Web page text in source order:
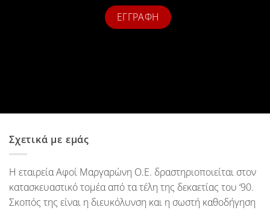
Σχετικά με εμάς
Η εταιρεία Αφοί Μαργαρώνη Ο.Ε. δραστηριοποιείται στον
κατασκευαστικό τομέα από τα τέλη της δεκαετίας του ‘90.
Σκοπός της είναι η διευκόλυνση και η σωστή καθοδήγηση